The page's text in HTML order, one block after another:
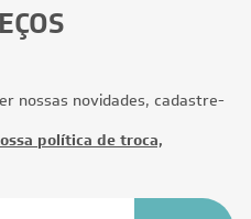
nossas novidades, cadastre-
política de troca,